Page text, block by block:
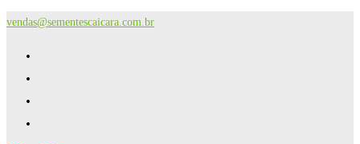
vendas@sementescaicara.com.br